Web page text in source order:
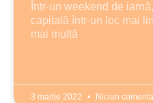
Într-un weekend de
capitală într-un loc mai
mai multă
3 martie 2022 Niciun